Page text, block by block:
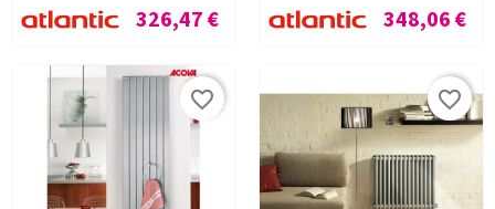
Prix
326,47 € Prix
348,06 €
favorite_border favorite_border